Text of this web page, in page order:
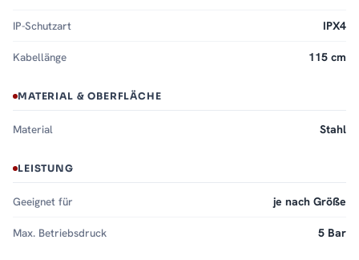
IP-Schutzart IPX4
Kabellänge 115 cm
MATERIAL & OBERFLÄCHE
Material Stahl
LEISTUNG
Geeignet für je nach Größe
Max. Betriebsdruck 5 Bar